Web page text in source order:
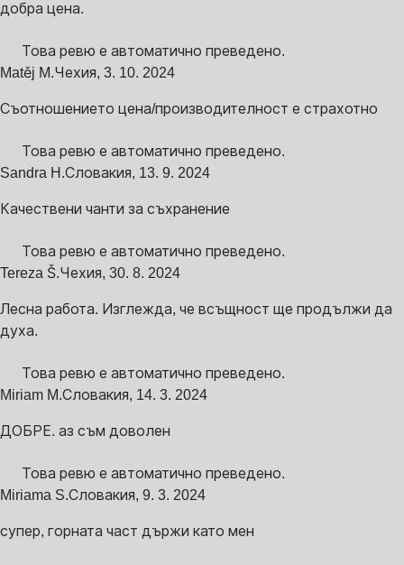
добра цена.
Това ревю е автоматично преведено.
Matěj M.Чехия, 3. 10. 2024
Съотношението цена/производителност е страхотно
Това ревю е автоматично преведено.
Sandra H.Словакия, 13. 9. 2024
Качествени чанти за съхранение
Това ревю е автоматично преведено.
Tereza Š.Чехия, 30. 8. 2024
Лесна работа. Изглежда, че всъщност ще продължи да
духа.
Това ревю е автоматично преведено.
Miriam M.Словакия, 14. 3. 2024
ДОБРЕ. аз съм доволен
Това ревю е автоматично преведено.
Miriama S.Словакия, 9. 3. 2024
супер, горната част държи като мен